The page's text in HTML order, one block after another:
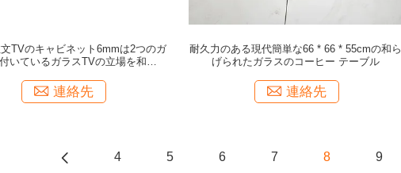
TVのキャビネット6mmは2つのガ
いているガラスTVの立場を和らげ
連絡先
耐久力のある現代簡単な66 * 66 * 55cmの和ら
げられたガラスのコーヒー テーブル
連絡先
4 5 6 7 8 9